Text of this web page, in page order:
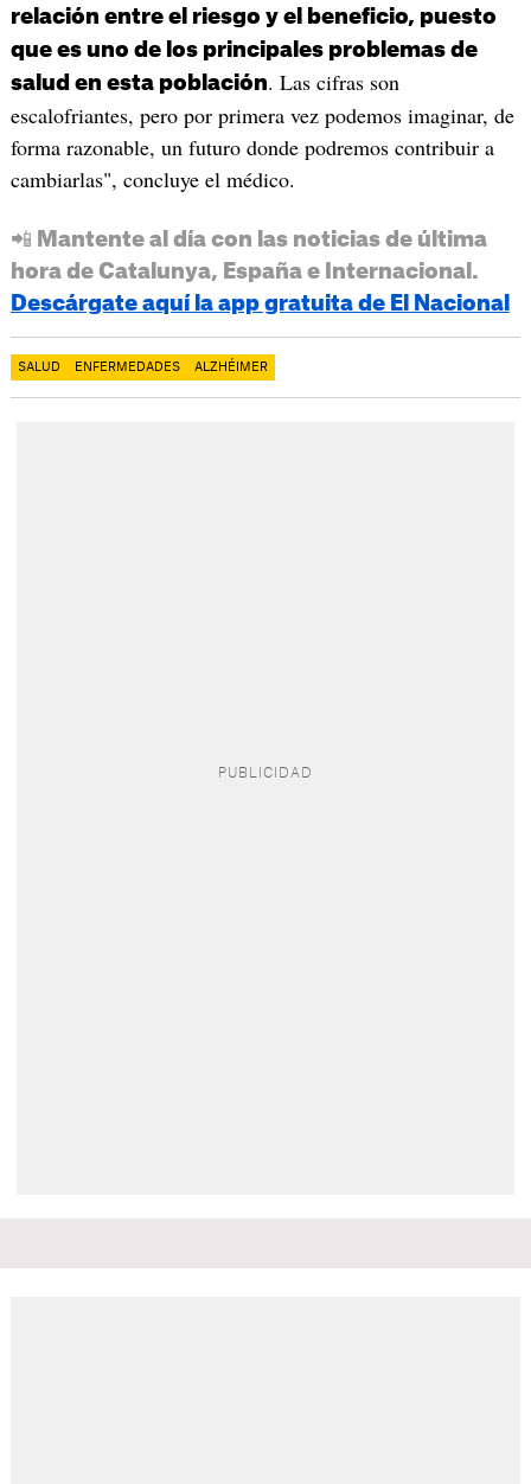
relación entre el riesgo y el beneficio, puesto
que es uno de los principales problemas de
salud en esta población. Las cifras son
escalofriantes, pero por primera vez podemos imaginar, de
forma razonable, un futuro donde podremos contribuir a
cambiarlas", concluye el médico.
📲 Mantente al día con las noticias de última
hora de Catalunya, España e Internacional.
Descárgate aquí la app gratuita de El Nacional
SALUD ENFERMEDADES ALZHÉIMER